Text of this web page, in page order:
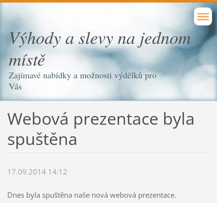
Výhody a slevy na jednom
místě
Zajímavé nabídky a možnosti výdělků pro
Vás
Webová prezentace byla
spuštěna
17.09.2014 14:12
Dnes byla spuštěna naše nová webová prezentace.